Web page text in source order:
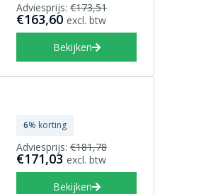
Adviesprijs: €173,51
€163,60 excl. btw
Bekijken
6% korting
Adviesprijs: €181,78
€171,03 excl. btw
Bekijken